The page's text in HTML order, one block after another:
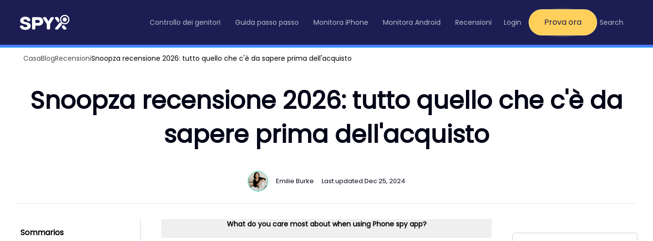
Controllo dei genitori Guida passo passo Monitora iPhone Monitora Android Recensioni Login Prova ora Search
CasaBlogRecensioniSnoopza recensione 2026: tutto quello che c'è da sapere prima dell'acquisto
Snoopza recensione 2026: tutto quello che c'è da
sapere prima dell'acquisto
Emilie Burke Last updated:Dec 25, 2024
Sommarios
What do you care most about when using Phone spy app?